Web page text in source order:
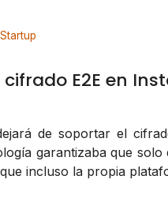
E2E en
de soportar el
garantizaba que
incluso la propia